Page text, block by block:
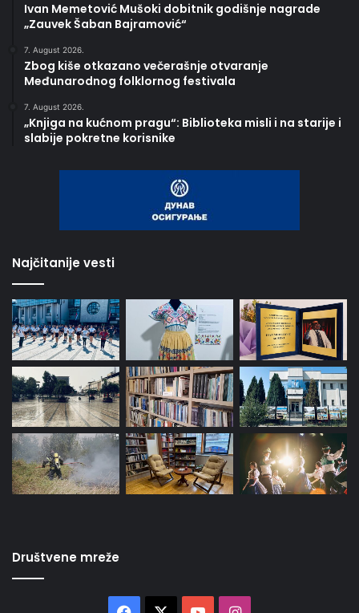
Ivan Memetović Mušoki dobitnik godišnje nagrade
„Zauvek Šaban Bajramović“
7. August 2026.
Zbog kiše otkazano večerašnje otvaranje
Međunarodnog folklornog festivala
7. August 2026.
„Knjiga na kućnom pragu“: Biblioteka misli i na starije i
slabije pokretne korisnike
Najčitanije vesti
Društvene mreže